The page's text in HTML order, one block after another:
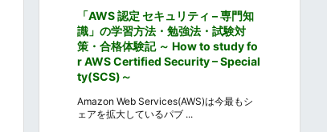
「AWS 認定 セキュリティ – 専門知
識」の学習方法・勉強法・試験対
策・合格体験記 ～ How to study fo
r AWS Certified Security – Special
ty(SCS)～
Amazon Web Services(AWS)は今最もシ
ェアを拡大しているパブ ...